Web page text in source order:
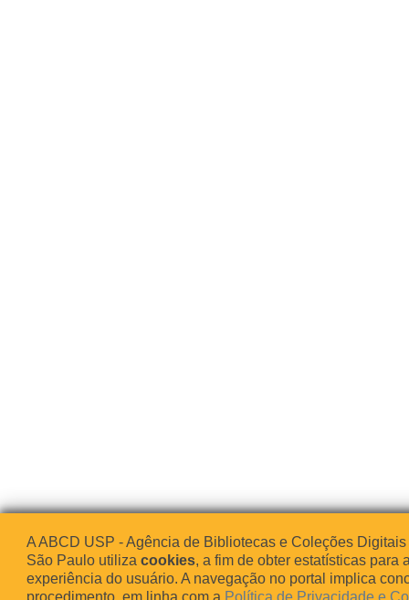
A ABCD USP - Agência de Bibliotecas e Coleções
São Paulo utiliza cookies, a fim de obter estatísticas para
experiência do usuário. A navegação no portal implica
procedimento, em linha com a Política de Privacidade e